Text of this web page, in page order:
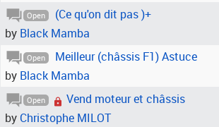
Open
(Ce qu'on dit pas )+
by Black Mamba
Open
Meilleur (châssis F1) Astuce
by Black Mamba
Open
Vend moteur et châssis
by Christophe MILOT